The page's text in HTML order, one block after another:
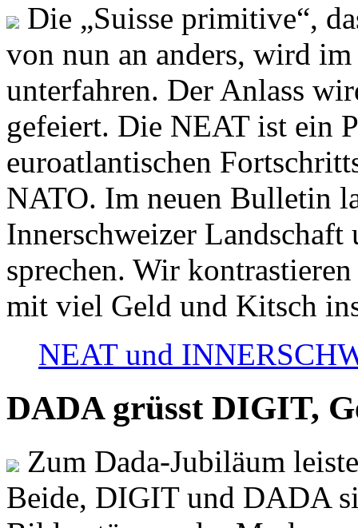
Die „Suisse primitive“,
von nun an anders, wird
unterfahren. Der Anlass
gefeiert. Die NEAT ist ein
euroatlantischen
NATO. Im neuen Bulletin
Innerschweizer
sprechen. Wir
mit viel Geld und Kitsch
NEAT und
DADA grüsst DIGIT,
Zum Dada-Jubiläum
Beide, DIGIT und DADA